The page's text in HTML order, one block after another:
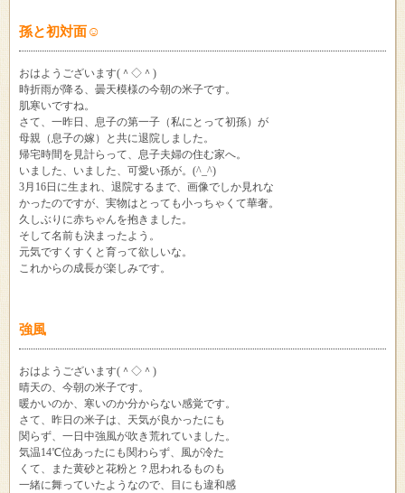
孫と初対面☺
おはようございます(＾◇＾)
時折雨が降る、曇天模様の今朝の米子です。
肌寒いですね。
さて、一昨日、息子の第一子（私にとって初孫）が
母親（息子の嫁）と共に退院しました。
帰宅時間を見計らって、息子夫婦の住む家へ。
いました、いました、可愛い孫が。(^_^)
3月16日に生まれ、退院するまで、画像でしか見れな
かったのですが、実物はとっても小っちゃくて華奢。
久しぶりに赤ちゃんを抱きました。
そして名前も決まったよう。
元気ですくすくと育って欲しいな。
これからの成長が楽しみです。
強風
おはようございます(＾◇＾)
晴天の、今朝の米子です。
暖かいのか、寒いのか分からない感覚です。
さて、昨日の米子は、天気が良かったにも
関らず、一日中強風が吹き荒れていました。
気温14℃位あったにも関わらず、風が冷た
くて、また黄砂と花粉と？思われるものも
一緒に舞っていたようなので、目にも違和感